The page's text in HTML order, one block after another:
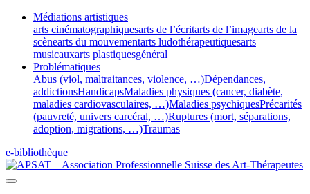
Médiations artistiques
arts cinématographiquesarts de l’écritarts de l’imagearts de la
scènearts du mouvementarts ludothérapeutiquesarts
musicauxarts plastiquesgénéral
Problématiques
Abus (viol, maltraitances, violence, …)Dépendances,
addictionsHandicapsMaladies physiques (cancer, diabète,
maladies cardiovasculaires, …)Maladies psychiquesPrécarités
(pauvreté, univers carcéral, …)Ruptures (mort, séparations,
adoption, migrations, …)Traumas
e-bibliothèque